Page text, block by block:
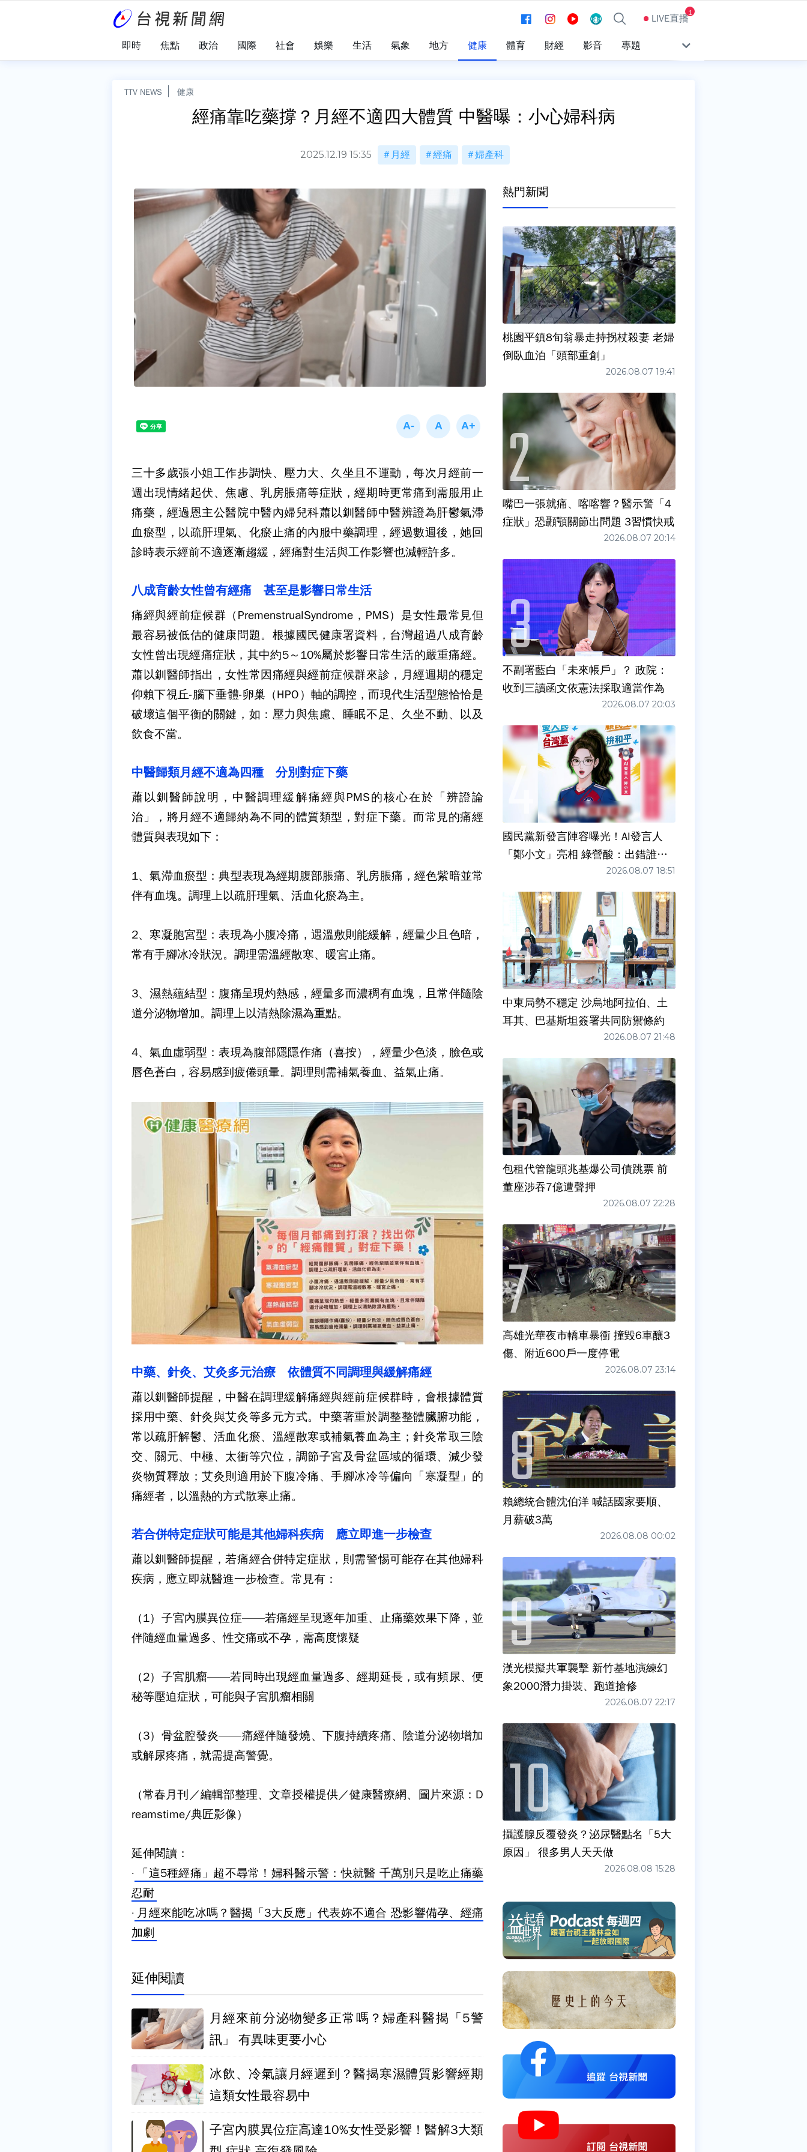
LIVE直播1
即時 焦點 政治 國際 社會 娛樂 生活 氣象 地方 健康 體育 財經 影音 專題
TTV NEWS 健康
經痛靠吃藥撐？月經不適四大體質 中醫曝：小心婦科病
2025.12.19 15:35 月經 經痛 婦產科
三十多歲張小姐工作步調快、壓力大、久坐且不運動，每次月經前一
週出現情緒起伏、焦慮、乳房脹痛等症狀，經期時更常痛到需服用止
痛藥，經過恩主公醫院中醫內婦兒科蕭以釧醫師中醫辨證為肝鬱氣滯
血瘀型，以疏肝理氣、化瘀止痛的內服中藥調理，經過數週後，她回
診時表示經前不適逐漸趨緩，經痛對生活與工作影響也減輕許多。
八成育齡女性曾有經痛 甚至是影響日常生活
痛經與經前症候群（PremenstrualSyndrome，PMS）是女性最常見但
最容易被低估的健康問題。根據國民健康署資料，台灣超過八成育齡
女性曾出現經痛症狀，其中約5～10%屬於影響日常生活的嚴重痛經。
蕭以釧醫師指出，女性常因痛經與經前症候群來診，月經週期的穩定
仰賴下視丘-腦下垂體-卵巢（HPO）軸的調控，而現代生活型態恰恰是
破壞這個平衡的關鍵，如：壓力與焦慮、睡眠不足、久坐不動、以及
飲食不當。
中醫歸類月經不適為四種 分別對症下藥
蕭以釧醫師說明，中醫調理緩解痛經與PMS的核心在於「辨證論
治」，將月經不適歸納為不同的體質類型，對症下藥。而常見的痛經
體質與表現如下：
1、氣滯血瘀型：典型表現為經期腹部脹痛、乳房脹痛，經色紫暗並常
伴有血塊。調理上以疏肝理氣、活血化瘀為主。
2、寒凝胞宮型：表現為小腹冷痛，遇溫敷則能緩解，經量少且色暗，
常有手腳冰冷狀況。調理需溫經散寒、暖宮止痛。
3、濕熱蘊結型：腹痛呈現灼熱感，經量多而濃稠有血塊，且常伴隨陰
道分泌物增加。調理上以清熱除濕為重點。
4、氣血虛弱型：表現為腹部隱隱作痛（喜按），經量少色淡，臉色或
唇色蒼白，容易感到疲倦頭暈。調理則需補氣養血、益氣止痛。
中藥、針灸、艾灸多元治療 依體質不同調理與緩解痛經
蕭以釧醫師提醒，中醫在調理緩解痛經與經前症候群時，會根據體質
採用中藥、針灸與艾灸等多元方式。中藥著重於調整整體臟腑功能，
常以疏肝解鬱、活血化瘀、溫經散寒或補氣養血為主；針灸常取三陰
交、關元、中極、太衝等穴位，調節子宮及骨盆區域的循環、減少發
炎物質釋放；艾灸則適用於下腹冷痛、手腳冰冷等偏向「寒凝型」的
痛經者，以溫熱的方式散寒止痛。
若合併特定症狀可能是其他婦科疾病 應立即進一步檢查
蕭以釧醫師提醒，若痛經合併特定症狀，則需警惕可能存在其他婦科
疾病，應立即就醫進一步檢查。常見有：
（1）子宮內膜異位症——若痛經呈現逐年加重、止痛藥效果下降，並
伴隨經血量過多、性交痛或不孕，需高度懷疑
（2）子宮肌瘤——若同時出現經血量過多、經期延長，或有頻尿、便
秘等壓迫症狀，可能與子宮肌瘤相關
（3）骨盆腔發炎——痛經伴隨發燒、下腹持續疼痛、陰道分泌物增加
或解尿疼痛，就需提高警覺。
（常春月刊／編輯部整理、文章授權提供／健康醫療網、圖片來源：D
reamstime/典匠影像）
延伸閱讀：
·
「這5種經痛」超不尋常！婦科醫示警：快就醫 千萬別只是吃止痛藥
忍耐
· 月經來能吃冰嗎？醫揭「3大反應」代表妳不適合 恐影響備孕、經痛
加劇
延伸閱讀
月經來前分泌物變多正常嗎？婦產科醫揭「5警
訊」 有異味更要小心
冰飲、冷氣讓月經遲到？醫揭寒濕體質影響經期
這類女性最容易中
子宮內膜異位症高達10%女性受影響！醫解3大類
熱門新聞
桃園平鎮8旬翁暴走持拐杖殺妻 老婦
倒臥血泊「頭部重創」
2026.08.07 19:41
嘴巴一張就痛、喀喀響？醫示警「4
症狀」恐顳顎關節出問題 3習慣快戒
2026.08.07 20:14
不副署藍白「未來帳戶」？ 政院：
收到三讀函文依憲法採取適當作為
2026.08.07 20:03
國民黨新發言陣容曝光！AI發言人
「鄭小文」亮相 綠營酸：出錯誰負
2026.08.07 18:51
中東局勢不穩定 沙烏地阿拉伯、土
耳其、巴基斯坦簽署共同防禦條約
2026.08.07 21:48
包租代管龍頭兆基爆公司債跳票 前
董座涉吞7億遭聲押
2026.08.07 22:28
高雄光華夜市轎車暴衝 撞毀6車釀3
傷、附近600戶一度停電
2026.08.07 23:14
賴總統合體沈伯洋 喊話國家要順、
月薪破3萬
2026.08.08 00:02
漢光模擬共軍襲擊 新竹基地演練幻
象2000潛力掛裝、跑道搶修
2026.08.07 22:17
攝護腺反覆發炎？泌尿醫點名「5大
原因」 很多男人天天做
2026.08.08 15:28